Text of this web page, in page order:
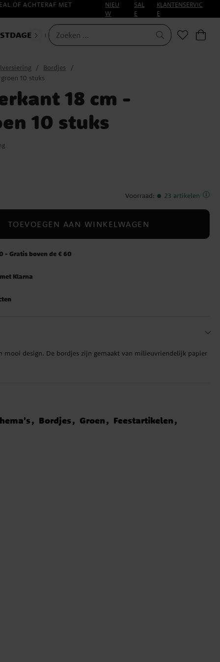
OF ACHTERAF MET
NIEU
W
SAL
E
KLANTENSERVIC
E
CARNAVAL
Bordjes
10 stuks
18 cm -
10 stuks
Voorraad: 23 artikelen
TOEVOEGEN AAN WINKELWAGEN
- Gratis boven de € 60
Klarna
mooi design. De bordjes zijn gemaakt van milieuvriendelijk papier
Bordjes Groen Feestartikelen